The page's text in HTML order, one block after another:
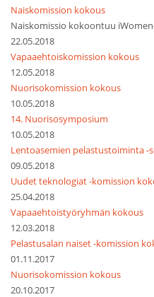
Naiskomission kokous
Naiskomissio kokoontuu
22.05.2018
Vapaaehtoiskomission kokous
12.05.2018
Nuorisokomission kokous
10.05.2018
14. Nuorisosymposium
10.05.2018
Lentoasemien pelastustoiminta -
09.05.2018
Uudet teknologiat -komission
25.04.2018
Vapaaehtoistyöryhmän kokous
12.03.2018
Pelastusalan naiset -komission
01.11.2017
Nuorisokomission kokous
20.10.2017